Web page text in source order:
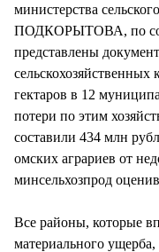
министерства
ПОДКОРЫТОВА, по
представлены
гектаров в 12
потери по этим
составили 434 млн
омских аграриев от
минсельхозпрод
Все районы, которые
материального